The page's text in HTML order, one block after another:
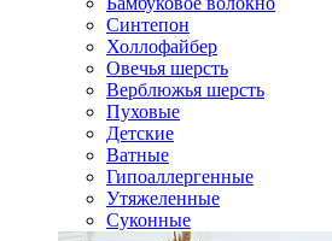
Синтепон
Холлофайбер
Овечья шерсть
Верблюжья шерсть
Пуховые
Детские
Ватные
Гипоаллергенные
Утяжеленные
Суконные